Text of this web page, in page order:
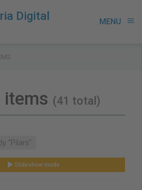
Digital
MENU menu
items (41 total)
"Pilars"
Slideshow mode